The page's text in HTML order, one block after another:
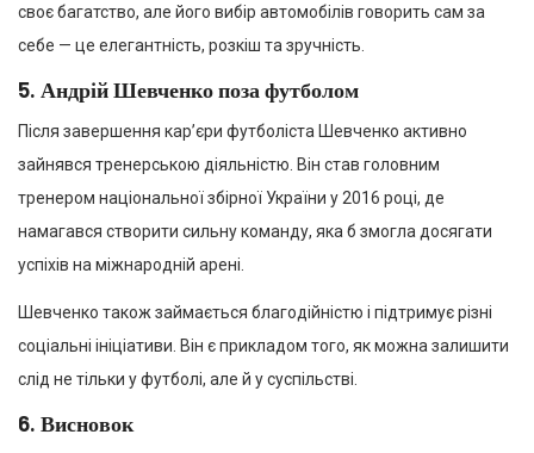
своє багатство, але його вибір автомобілів говорить сам за
себе — це елегантність, розкіш та зручність.
5. Андрій Шевченко поза футболом
Після завершення кар’єри футболіста Шевченко активно
зайнявся тренерською діяльністю. Він став головним
тренером національної збірної України у 2016 році, де
намагався створити сильну команду, яка б змогла досягати
успіхів на міжнародній арені.
Шевченко також займається благодійністю і підтримує різні
соціальні ініціативи. Він є прикладом того, як можна залишити
слід не тільки у футболі, але й у суспільстві.
6. Висновок